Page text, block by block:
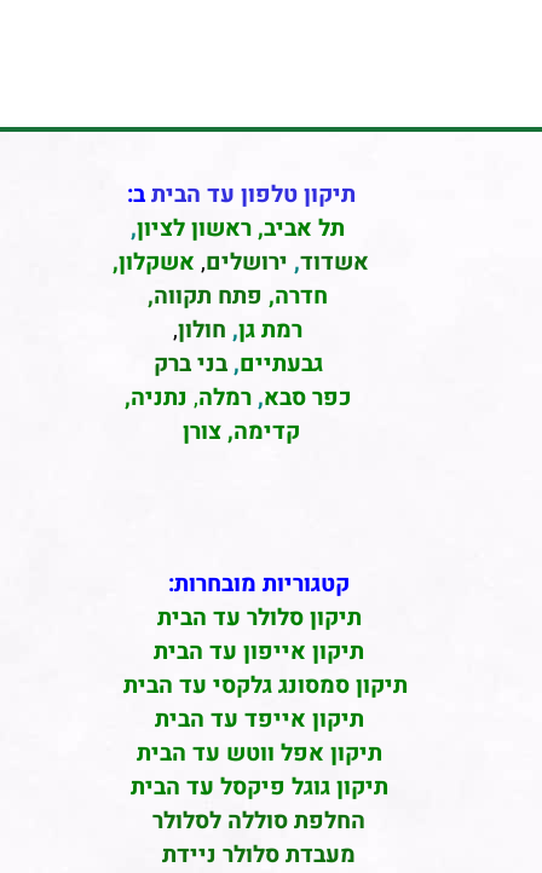
תיקון טלפון עד הביתב:
תל אביב, ראשון לציון,
אשדוד, ירושלים, אשקלון,
חדרה, פתח תקווה,
רמת גן, חולון,
גבעתיים,בני ברק
כפר סבא,רמלה, נתניה,
קדימה, צורן
קטגוריות מובחרות:
תיקון סלולר עד הבית
תיקון אייפון עד הבית
תיקון סמסונג גלקסי עד הבית
תיקון אייפד עד הבית
תיקון אפל ווטש עד הבית
תיקון גוגל פיקסל עד הבית
החלפת סוללה לסלולר
מעבדת סלולר ניידת